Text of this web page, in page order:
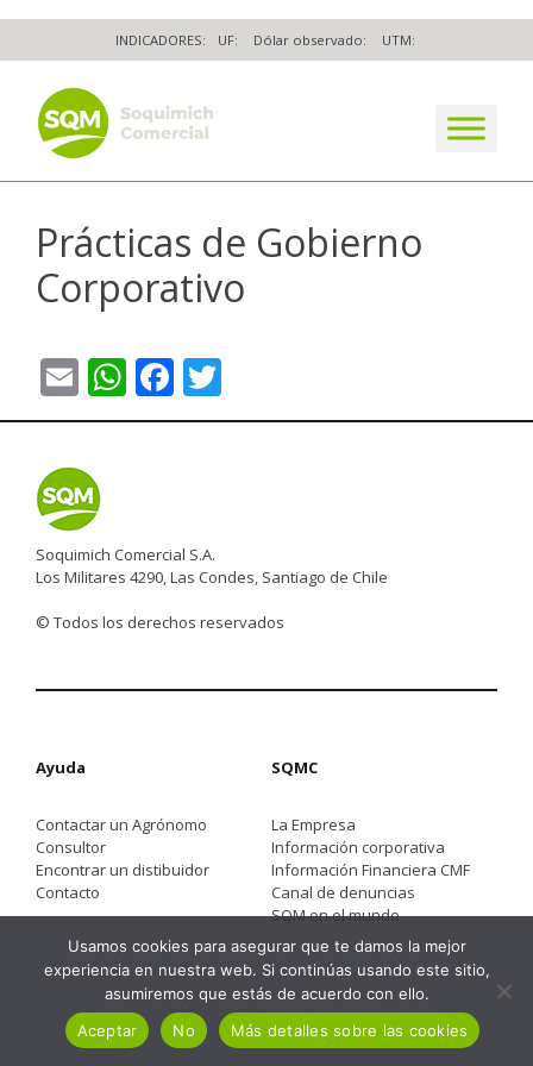
to
content
INDICADORES: UF: Dólar observado: UTM:
The worldwide business formula
Prácticas de Gobierno
Corporativo
EmailWhatsApp
Facebook
Soquimich Comercial S.A.
Los Militares 4290, Las Condes, Santiago de Chile
© Todos los derechos reservados
Ayuda
Contactar un Agrónomo
Consultor
Encontrar un distibuidor
Contacto
SQMC
La Empresa
Información corporativa
Información Financiera CMF
Canal de denuncias
SQM en el mundo
Usamos cookies para asegurar que te damos la mejor
experiencia en nuestra web. Si continúas usando este sitio,
asumiremos que estás de acuerdo con ello.
Aceptar
No Más detalles sobre las cookies